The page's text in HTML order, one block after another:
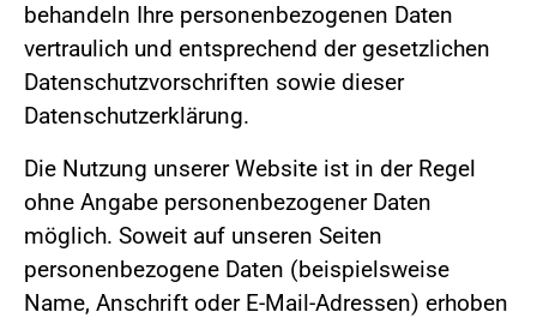
behandeln Ihre personenbezogenen Daten
vertraulich und entsprechend der gesetzlichen
Datenschutzvorschriften sowie dieser
Datenschutzerklärung.
Die Nutzung unserer Website ist in der Regel
ohne Angabe personenbezogener Daten
möglich. Soweit auf unseren Seiten
personenbezogene Daten (beispielsweise
Name, Anschrift oder E-Mail-Adressen) erhoben